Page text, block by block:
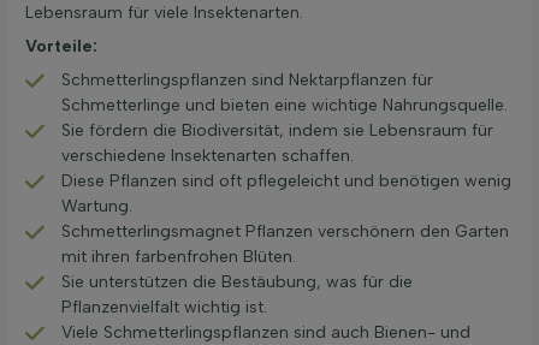
Lebensraum für viele Insektenarten.
Vorteile:
Schmetterlingspflanzen sind Nektarpflanzen für
Schmetterlinge und bieten eine wichtige Nahrungsquelle.
Sie fördern die Biodiversität, indem sie Lebensraum für
verschiedene Insektenarten schaffen.
Diese Pflanzen sind oft pflegeleicht und benötigen wenig
Wartung.
Schmetterlingsmagnet Pflanzen verschönern den Garten
mit ihren farbenfrohen Blüten.
Sie unterstützen die Bestäubung, was für die
Pflanzenvielfalt wichtig ist.
Viele Schmetterlingspflanzen sind auch Bienen- und